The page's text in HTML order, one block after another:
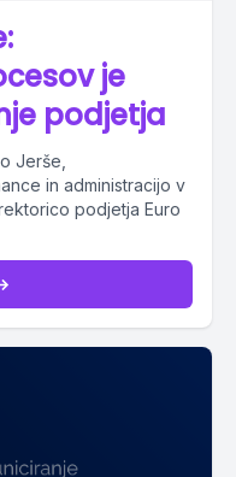
je
podjetja
Jerše,
in administracijo v
podjetja Euro